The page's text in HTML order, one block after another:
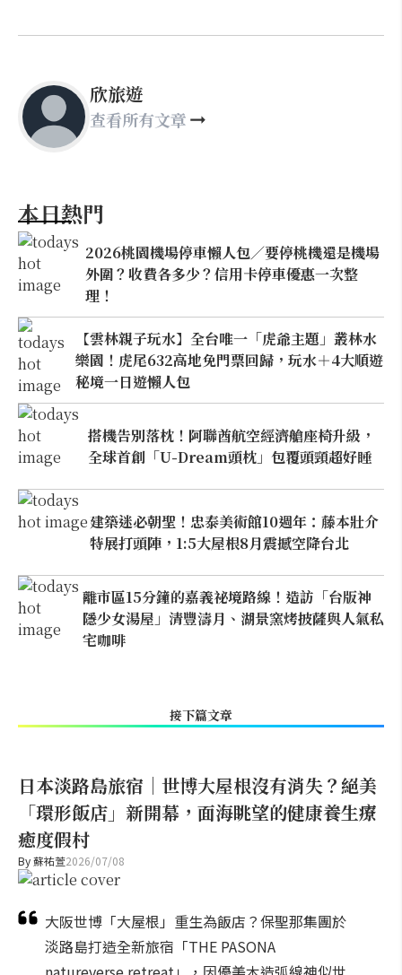
欣旅遊
查看所有文章
本日熱門
2026桃園機場停車懶人包／要停桃機還是機場
外圍？收費各多少？信用卡停車優惠一次整
理！
【雲林親子玩水】全台唯一「虎爺主題」叢林水
樂園！虎尾632高地免門票回歸，玩水＋4大順遊
秘境一日遊懶人包
搭機告別落枕！阿聯酋航空經濟艙座椅升級，
全球首創「U-Dream頭枕」包覆頭頸超好睡
建築迷必朝聖！忠泰美術館10週年：藤本壯介
特展打頭陣，1:5大屋根8月震撼空降台北
離市區15分鐘的嘉義祕境路線！造訪「台版神
隱少女湯屋」清豐濤月、湖景窯烤披薩與人氣私
宅咖啡
接下篇文章
日本淡路島旅宿｜世博大屋根沒有消失？絕美
「環形飯店」新開幕，面海眺望的健康養生療
癒度假村
By蘇祐萱2026/07/08
大阪世博「大屋根」重生為飯店？保聖那集團於
淡路島打造全新旅宿「THE PASONA